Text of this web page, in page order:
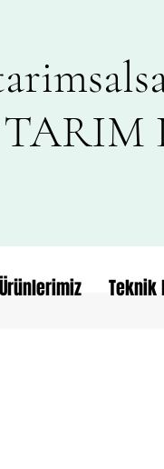
Ürünlerimiz Teknik